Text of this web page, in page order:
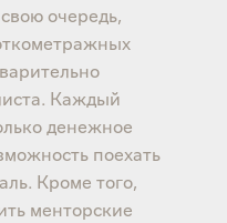
очередь,
Каждый
денежное
поехать
Кроме того,
менторские